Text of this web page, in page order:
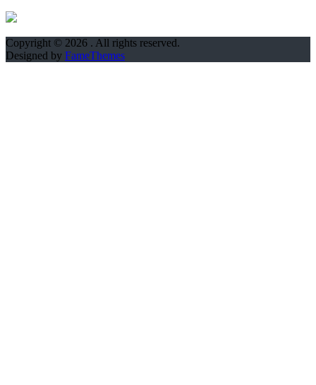
Copyright © 2026 . All rights reserved.
Designed by FameThemes